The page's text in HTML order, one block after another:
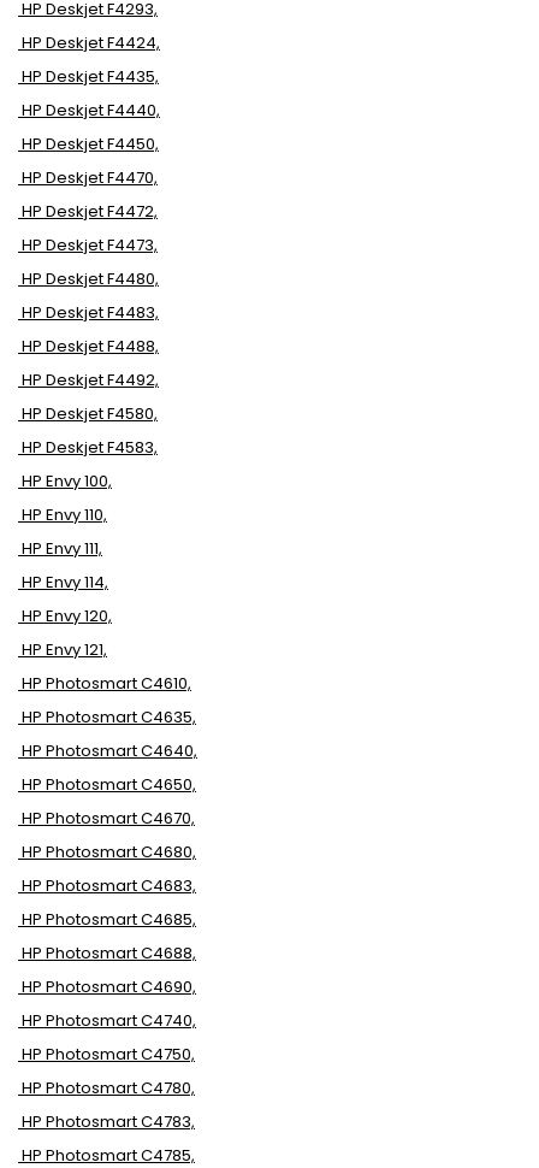
HP Deskjet F4293,
HP Deskjet F4424,
HP Deskjet F4435,
HP Deskjet F4440,
HP Deskjet F4450,
HP Deskjet F4470,
HP Deskjet F4472,
HP Deskjet F4473,
HP Deskjet F4480,
HP Deskjet F4483,
HP Deskjet F4488,
HP Deskjet F4492,
HP Deskjet F4580,
HP Deskjet F4583,
HP Envy 100,
HP Envy 110,
HP Envy 111,
HP Envy 114,
HP Envy 120,
HP Envy 121,
HP Photosmart C4610,
HP Photosmart C4635,
HP Photosmart C4640,
HP Photosmart C4650,
HP Photosmart C4670,
HP Photosmart C4680,
HP Photosmart C4683,
HP Photosmart C4685,
HP Photosmart C4688,
HP Photosmart C4690,
HP Photosmart C4740,
HP Photosmart C4750,
HP Photosmart C4780,
HP Photosmart C4783,
HP Photosmart C4785,